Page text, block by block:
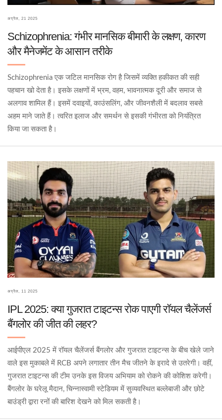
अप्रैल, 21 2025
Schizophrenia: गंभीर मानसिक बीमारी के लक्षण, कारण
और मैनेजमेंट के आसान तरीके
Schizophrenia एक जटिल मानसिक रोग है जिसमें व्यक्ति हकीकत की सही
पहचान खो देता है। इसके लक्षणों में भ्रम, वहम, भावनात्मक दूरी और समाज से
अलगाव शामिल हैं। इसमें दवाइयों, काउंसलिंग, और जीवनशैली में बदलाव सबसे
अहम माने जाते हैं। त्वरित इलाज और समर्थन से इसकी गंभीरता को नियंत्रित
किया जा सकता है।
अप्रैल, 11 2025
IPL 2025: क्या गुजरात टाइटन्स रोक पाएगी रॉयल चैलेंजर्स
बैंगलोर की जीत की लहर?
आईपीएल 2025 में रॉयल चैलेंजर्स बैंगलोर और गुजरात टाइटन्स के बीच खेले जाने
वाले इस मुकाबले में RCB अपने लगातार तीन मैच जीतने के इरादे से उतरेगी। वहीं,
गुजरात टाइटन्स की टीम उनके इस विजय अभियाम को रोकने की कोशिश करेगी।
बैंगलोर के घरेलू मैदान, चिन्नास्वामी स्टेडियम में सुव्यवस्थित बल्लेबाजी और छोटे
बाउंड्री द्वारा रनों की बारिश देखने को मिल सकती है।